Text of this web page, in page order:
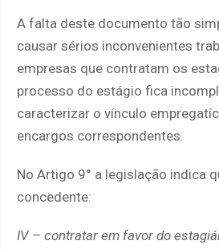
A falta deste documento tão
causar sérios inconvenientes
empresas que contratam os
processo do estágio fica
caracterizar o vínculo
encargos correspondentes.
No Artigo 9° a legislação indica
concedente:
IV – contratar em favor do